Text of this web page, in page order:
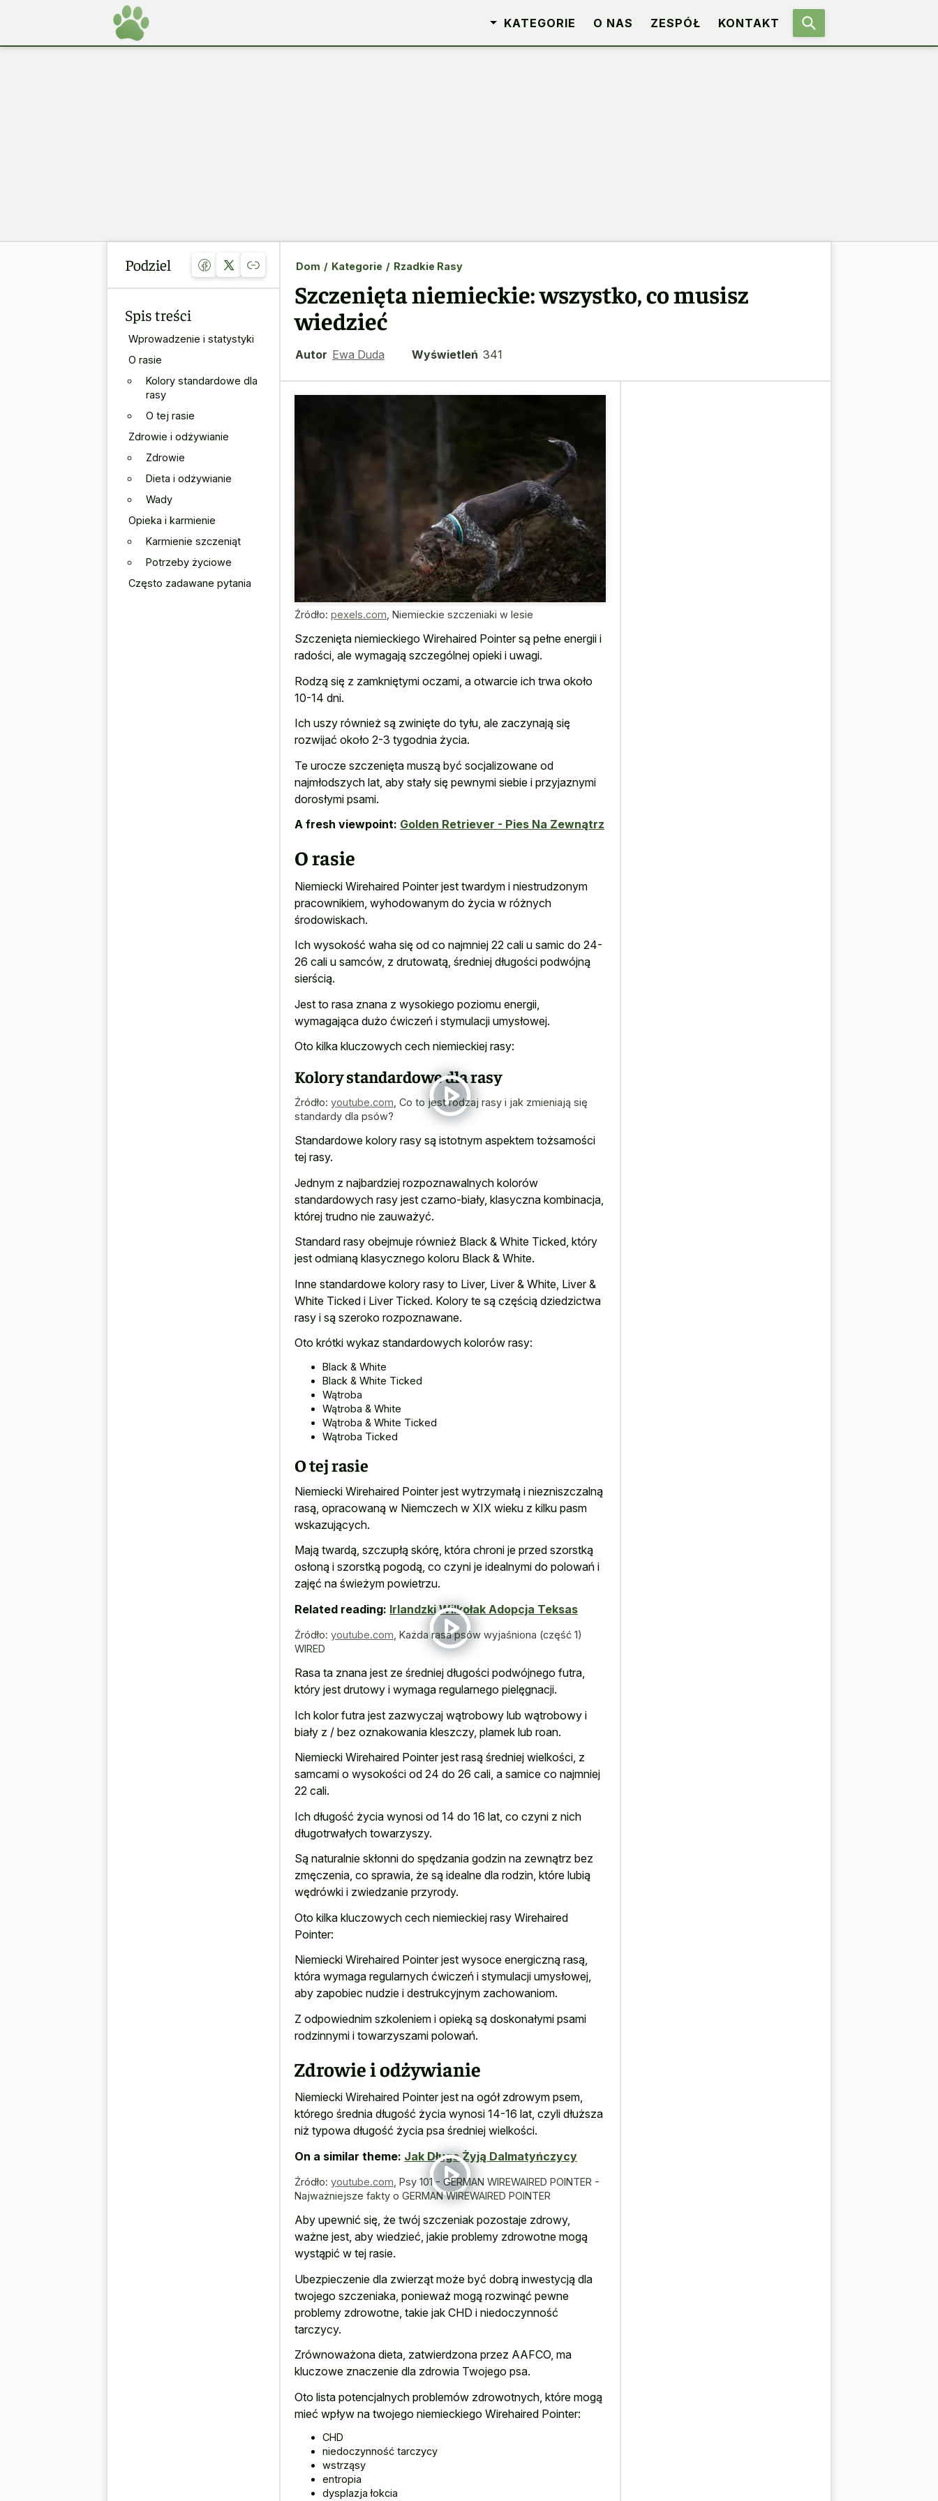
KATEGORIE O NAS ZESPÓŁ KONTAKT
Podziel
Spis treści
Wprowadzenie i statystyki
O rasie
Kolory standardowe dla
rasy
O tej rasie
Zdrowie i odżywianie
Zdrowie
Dieta i odżywianie
Wady
Opieka i karmienie
Karmienie szczeniąt
Potrzeby życiowe
Często zadawane pytania
Dom / Kategorie / Rzadkie Rasy
Szczenięta niemieckie: wszystko, co musisz
wiedzieć
Autor Ewa Duda Wyświetleń 341
Źródło: pexels.com Niemieckie szczeniaki w lesie
Szczenięta niemieckiego Wirehaired Pointer są pełne energii i
radości, ale wymagają szczególnej opieki i uwagi.
Rodzą się z zamkniętymi oczami, a otwarcie ich trwa około
10-14 dni.
Ich uszy również są zwinięte do tyłu, ale zaczynają się
rozwijać około 2-3 tygodnia życia.
Te urocze szczenięta muszą być socjalizowane od
najmłodszych lat, aby stały się pewnymi siebie i przyjaznymi
dorosłymi psami.
A fresh viewpoint: Golden Retriever - Pies Na Zewnątrz
O rasie
Niemiecki Wirehaired Pointer jest twardym i niestrudzonym
pracownikiem, wyhodowanym do życia w różnych
środowiskach.
Ich wysokość waha się od co najmniej 22 cali u samic do 24-
26 cali u samców, z drutowatą, średniej długości podwójną
sierścią.
Jest to rasa znana z wysokiego poziomu energii,
wymagająca dużo ćwiczeń i stymulacji umysłowej.
Oto kilka kluczowych cech niemieckiej rasy:
Kolory standardowe dla rasy
Źródło: youtube.com Co to jest rodzaj rasy i jak zmieniają się
standardy dla psów?
Standardowe kolory rasy są istotnym aspektem tożsamości
tej rasy.
Jednym z najbardziej rozpoznawalnych kolorów
standardowych rasy jest czarno-biały, klasyczna kombinacja,
której trudno nie zauważyć.
Standard rasy obejmuje również Black & White Ticked, który
jest odmianą klasycznego koloru Black & White.
Inne standardowe kolory rasy to Liver, Liver & White, Liver &
White Ticked i Liver Ticked. Kolory te są częścią dziedzictwa
rasy i są szeroko rozpoznawane.
Oto krótki wykaz standardowych kolorów rasy:
Black & White
Black & White Ticked
Wątroba
Wątroba & White
Wątroba & White Ticked
Wątroba Ticked
O tej rasie
Niemiecki Wirehaired Pointer jest wytrzymałą i niezniszczalną
rasą, opracowaną w Niemczech w XIX wieku z kilku pasm
wskazujących.
Mają twardą, szczupłą skórę, która chroni je przed szorstką
osłoną i szorstką pogodą, co czyni je idealnymi do polowań i
zajęć na świeżym powietrzu.
Related reading: Irlandzki Wilkołak Adopcja Teksas
Źródło: youtube.com Każda rasa psów wyjaśniona (część 1)
WIRED
Rasa ta znana jest ze średniej długości podwójnego futra,
który jest drutowy i wymaga regularnego pielęgnacji.
Ich kolor futra jest zazwyczaj wątrobowy lub wątrobowy i
biały z / bez oznakowania kleszczy, plamek lub roan.
Niemiecki Wirehaired Pointer jest rasą średniej wielkości, z
samcami o wysokości od 24 do 26 cali, a samice co najmniej
22 cali.
Ich długość życia wynosi od 14 do 16 lat, co czyni z nich
długotrwałych towarzyszy.
Są naturalnie skłonni do spędzania godzin na zewnątrz bez
zmęczenia, co sprawia, że są idealne dla rodzin, które lubią
wędrówki i zwiedzanie przyrody.
Oto kilka kluczowych cech niemieckiej rasy Wirehaired
Pointer:
Niemiecki Wirehaired Pointer jest wysoce energiczną rasą,
która wymaga regularnych ćwiczeń i stymulacji umysłowej,
aby zapobiec nudzie i destrukcyjnym zachowaniom.
Z odpowiednim szkoleniem i opieką są doskonałymi psami
rodzinnymi i towarzyszami polowań.
Zdrowie i odżywianie
Niemiecki Wirehaired Pointer jest na ogół zdrowym psem,
którego średnia długość życia wynosi 14-16 lat, czyli dłuższa
niż typowa długość życia psa średniej wielkości.
On a similar theme: Jak Długo Żyją Dalmatyńczycy
Źródło: youtube.com Psy 101 - GERMAN WIREWAIRED POINTER -
Najważniejsze fakty o GERMAN WIREWAIRED POINTER
Aby upewnić się, że twój szczeniak pozostaje zdrowy,
ważne jest, aby wiedzieć, jakie problemy zdrowotne mogą
wystąpić w tej rasie.
Ubezpieczenie dla zwierząt może być dobrą inwestycją dla
twojego szczeniaka, ponieważ mogą rozwinąć pewne
problemy zdrowotne, takie jak CHD i niedoczynność
tarczycy.
Zrównoważona dieta, zatwierdzona przez AAFCO, ma
kluczowe znaczenie dla zdrowia Twojego psa.
Oto lista potencjalnych problemów zdrowotnych, które mogą
mieć wpływ na twojego niemieckiego Wirehaired Pointer:
CHD
niedoczynność tarczycy
wstrząsy
entropia
dysplazja łokcia